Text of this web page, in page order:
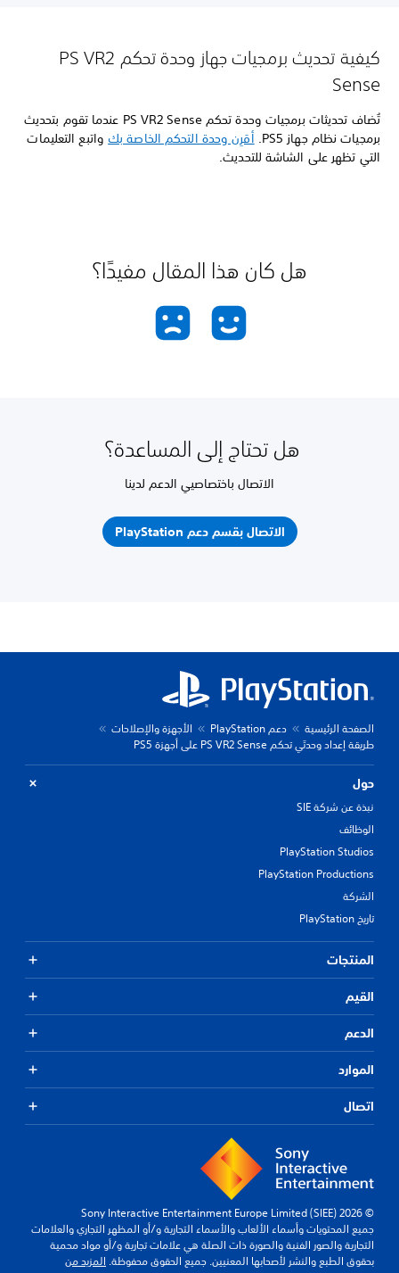
كيفية تحديث برمجيات جهاز وحدة تحكم PS VR2
Sense
تُضاف تحديثات برمجيات وحدة تحكم PS VR2 Sense عندما تقوم بتحديث
برمجيات نظام جهاز PS5.
أقرِن وحدة التحكم الخاصة بك واتبع التعليمات
التي تظهر على الشاشة للتحديث.
هل كان هذا المقال مفيدًا؟
هل تحتاج إلى المساعدة؟
الاتصال باختصاصيي الدعم لدينا
الاتصال بقسم دعم PlayStation
الصفحة الرئيسية دعم PlayStation
الأجهزة والإصلاحات
طريقة إعداد وحدتَي تحكم PS VR2 Sense على أجهزة PS5
حول
نبذة عن شركة SIE
الوظائف
PlayStation Studios
PlayStation Productions
الشركة
تاريخ PlayStation
المنتجات
القيم
الدعم
الموارد
اتصال
© 2026 Sony Interactive Entertainment Europe Limited (SIEE)
جميع المحتويات وأسماء الألعاب والأسماء التجارية و/أو المظهر التجاري والعلامات
التجارية والصور الفنية والصورة ذات الصلة هي علامات تجارية و/أو مواد محمية
بحقوق الطبع والنشر لأصحابها المعنيين. جميع الحقوق محفوظة. المزيد من